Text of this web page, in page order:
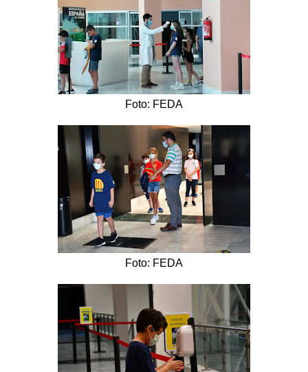
Foto: FEDA
Foto: FEDA